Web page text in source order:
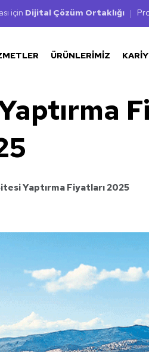
için Dijital Çözüm Ortaklığı |
ÜRÜNLERIMIZ
Yaptırma Fiyatları 2025